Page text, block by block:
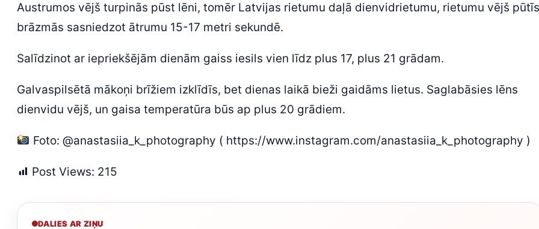
Austrumos vējš turpinās pūst lēni, tomēr Latvijas rietumu daļā dienvidrietumu, rietumu vējš pūtīs
brāzmās sasniedzot ātrumu 15-17 metri sekundē.
Salīdzinot ar iepriekšējām dienām gaiss iesils vien līdz plus 17, plus 21 grādam.
Galvaspilsētā mākoņi brīžiem izklīdīs, bet dienas laikā bieži gaidāms lietus. Saglabāsies lēns
dienvidu vējš, un gaisa temperatūra būs ap plus 20 grādiem.
Foto: @anastasiia_k_photography ( https://www.instagram.com/anastasiia_k_photography )
Post Views: 215
DALIES AR ZIŅU